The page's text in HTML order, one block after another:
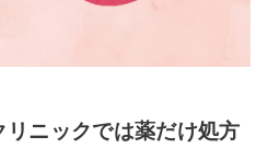
ニックでは薬だけ処方